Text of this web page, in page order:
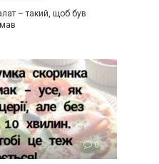
– такий, щоб був
0